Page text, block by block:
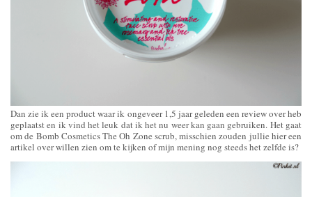
Dan zie ik een product waar ik ongeveer 1,5 jaar geleden een review over heb
geplaatst en ik vind het leuk dat ik het nu weer kan gaan gebruiken. Het gaat
om de Bomb Cosmetics The Oh Zone scrub, misschien zouden jullie hier een
artikel over willen zien om te kijken of mijn mening nog steeds het zelfde is?